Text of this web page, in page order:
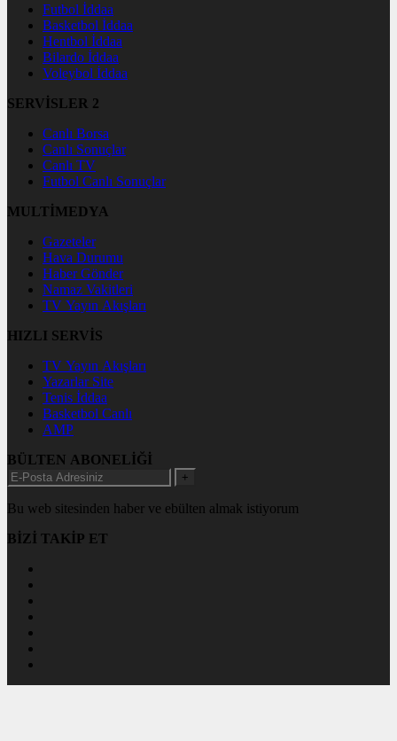
Futbol İddaa
Basketbol İddaa
Hentbol İddaa
Bilardo İddaa
Voleybol İddaa
SERVİSLER 2
Canlı Borsa
Canlı Sonuçlar
Canlı TV
Futbol Canlı Sonuçlar
MULTİMEDYA
Gazeteler
Hava Durumu
Haber Gönder
Namaz Vakitleri
TV Yayın Akışları
HIZLI SERVİS
TV Yayın Akışları
Yazarlar Site
Tenis İddaa
Basketbol Canlı
AMP
BÜLTEN ABONELİĞİ
+
Bu web sitesinden haber ve ebülten almak istiyorum
BİZİ TAKİP ET